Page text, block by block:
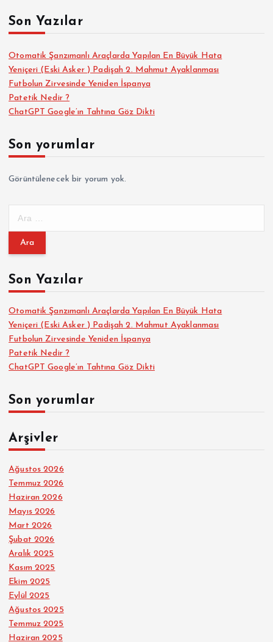
Son Yazılar
Otomatik Şanzımanlı Araçlarda Yapılan En Büyük Hata
Yeniçeri (Eski Asker ) Padişah 2. Mahmut Ayaklanması
Futbolun Zirvesinde Yeniden İspanya
Patetik Nedir ?
ChatGPT Google’ın Tahtına Göz Dikti
Son yorumlar
Görüntülenecek bir yorum yok.
m
:Son Yazılar
Otomatik Şanzımanlı Araçlarda Yapılan En Büyük Hata
Yeniçeri (Eski Asker ) Padişah 2. Mahmut Ayaklanması
Futbolun Zirvesinde Yeniden İspanya
Patetik Nedir ?
ChatGPT Google’ın Tahtına Göz Dikti
Son yorumlar
Arşivler
Ağustos 2026
Temmuz 2026
Haziran 2026
Mayıs 2026
Mart 2026
Şubat 2026
Aralık 2025
Kasım 2025
Ekim 2025
Eylül 2025
Ağustos 2025
Temmuz 2025
Haziran 2025